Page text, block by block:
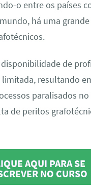
o entre os países
há uma
de
limitada, resultando
paralisados no
de peritos
AQUI PARA SE
NO CURSO